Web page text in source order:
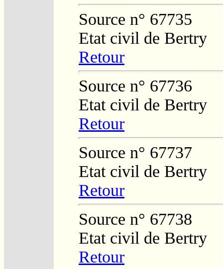
Source n° 67735
Etat civil de Bertry
Retour
Source n° 67736
Etat civil de Bertry
Retour
Source n° 67737
Etat civil de Bertry
Retour
Source n° 67738
Etat civil de Bertry
Retour